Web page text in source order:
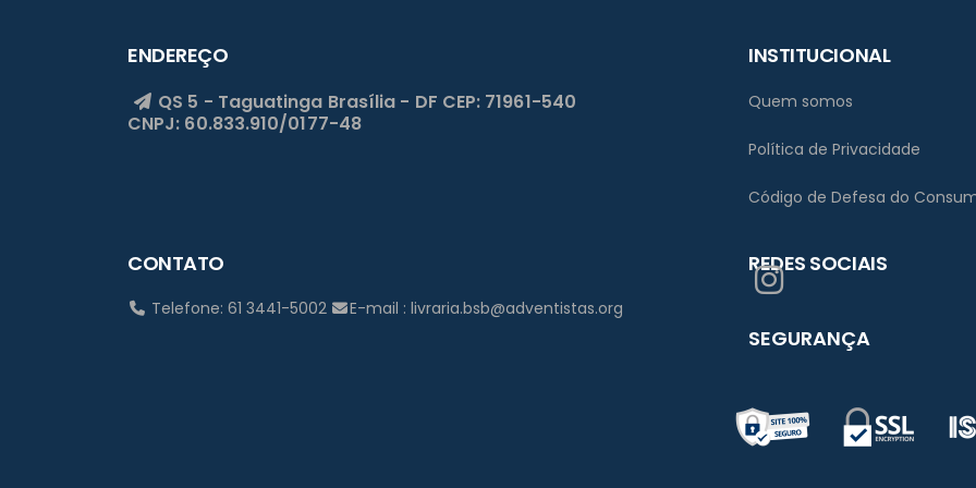
ENDEREÇO
QS 5 - Taguatinga Brasília - DF CEP: 71961-540
CNPJ: 60.833.910/0177-48
INSTITUCIONAL
Quem somos
Política de Privacidade
Código de Defesa do
CONTATO
Telefone: 61 3441-5002 E-mail : livraria.bsb@adventistas.org
REDES SOCIAIS
SEGURANÇA